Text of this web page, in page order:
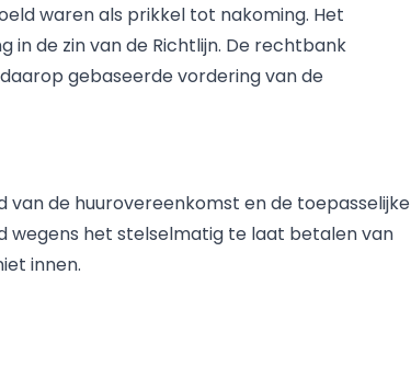
waren als prikkel tot nakoming. Het
in de zin van de Richtlijn. De rechtbank
gebaseerde vordering van de
van de huurovereenkomst en de toepasselijke
het stelselmatig te laat betalen van
innen.